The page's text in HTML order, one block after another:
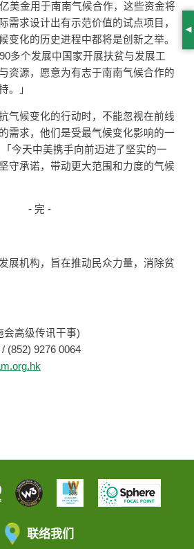
美金用于南南气候合作，这些资金将
需求设计出有示范价值的试点项目，
变化的历史进程中都将是创新之举。
多个发展中国家开展扶贫与发展工
资源，愿意为有志于南南气候合作的
。」
气候变化的行动时，不能忽视在前线
需求，他们是受最气候变化影响的一
今天中美携手向前迈进了坚实的一
守承诺，带动更大范围和力度的气候
- 完 -
展机构，旨在推动民众力量，消除贫
会高级传讯干事)
(852) 9276 0064
联络我们